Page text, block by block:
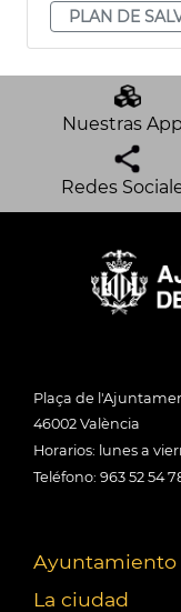
PLAN DE
Nuestras
Redes
Plaça de
46002 València
Horarios: lunes a
Teléfono: 963 52 54
Ayuntamiento
La ciudad